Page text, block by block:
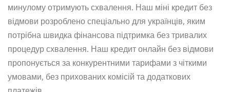
минулому отримують схвалення. Наш міні кредит без
відмови розроблено спеціально для українців, яким
потрібна швидка фінансова підтримка без тривалих
процедур схвалення. Наш кредит онлайн без відмови
пропонується за конкурентними тарифами з чіткими
умовами, без прихованих комісій та додаткових